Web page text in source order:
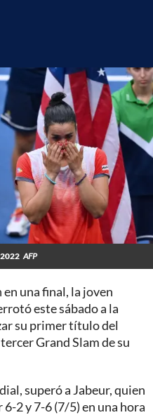
AFP
una final, la joven
este sábado a la
su primer título del
Grand Slam de su
superó a Jabeur, quien
2 y 7-6 (7/5) en una hora